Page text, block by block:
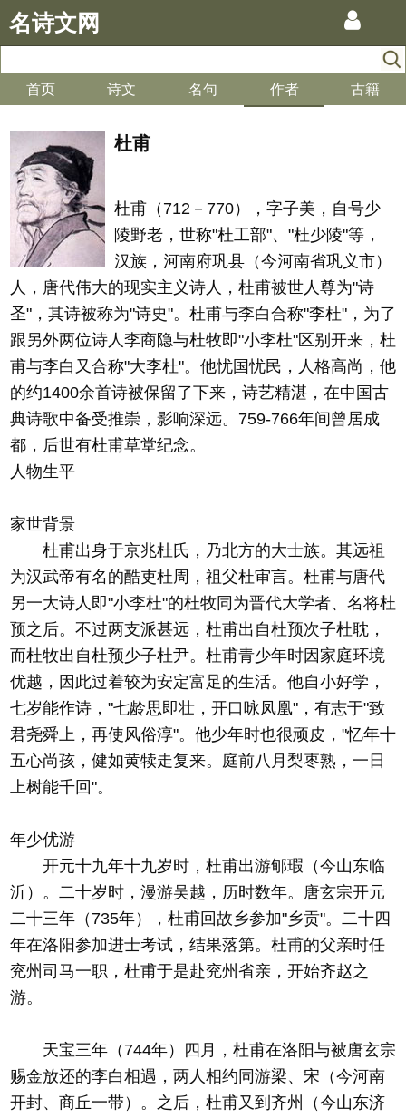
名诗文网
首页 诗文 名句 作者 古籍
杜甫
杜甫（712－770），字子美，自号少
陵野老，世称"杜工部"、"杜少陵"等，
汉族，河南府巩县（今河南省巩义市）
人，唐代伟大的现实主义诗人，杜甫被世人尊为"诗
圣"，其诗被称为"诗史"。杜甫与李白合称"李杜"，为了
跟另外两位诗人李商隐与杜牧即"小李杜"区别开来，杜
甫与李白又合称"大李杜"。他忧国忧民，人格高尚，他
的约1400余首诗被保留了下来，诗艺精湛，在中国古
典诗歌中备受推崇，影响深远。759-766年间曾居成
都，后世有杜甫草堂纪念。
人物生平
家世背景
杜甫出身于京兆杜氏，乃北方的大士族。其远祖
为汉武帝有名的酷吏杜周，祖父杜审言。杜甫与唐代
另一大诗人即"小李杜"的杜牧同为晋代大学者、名将杜
预之后。不过两支派甚远，杜甫出自杜预次子杜耽，
而杜牧出自杜预少子杜尹。杜甫青少年时因家庭环境
优越，因此过着较为安定富足的生活。他自小好学，
七岁能作诗，"七龄思即壮，开口咏凤凰"，有志于"致
君尧舜上，再使风俗淳"。他少年时也很顽皮，"忆年十
五心尚孩，健如黄犊走复来。庭前八月梨枣熟，一日
上树能千回"。
年少优游
开元十九年十九岁时，杜甫出游郇瑕（今山东临
沂）。二十岁时，漫游吴越，历时数年。唐玄宗开元
二十三年（735年），杜甫回故乡参加"乡贡"。二十四
年在洛阳参加进士考试，结果落第。杜甫的父亲时任
兖州司马一职，杜甫于是赴兖州省亲，开始齐赵之
游。
天宝三年（744年）四月，杜甫在洛阳与被唐玄宗
赐金放还的李白相遇，两人相约同游梁、宋（今河南
开封、商丘一带）。之后，杜甫又到齐州（今山东济